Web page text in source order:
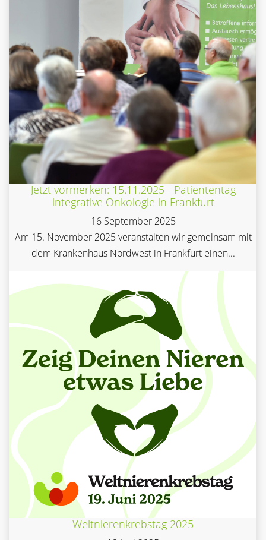
Jetzt vormerken: 15.11.2025 - Patiententag
integrative Onkologie in Frankfurt
16 September 2025
Am 15. November 2025 veranstalten wir gemeinsam mit
dem Krankenhaus Nordwest in Frankfurt einen...
Weltnierenkrebstag 2025